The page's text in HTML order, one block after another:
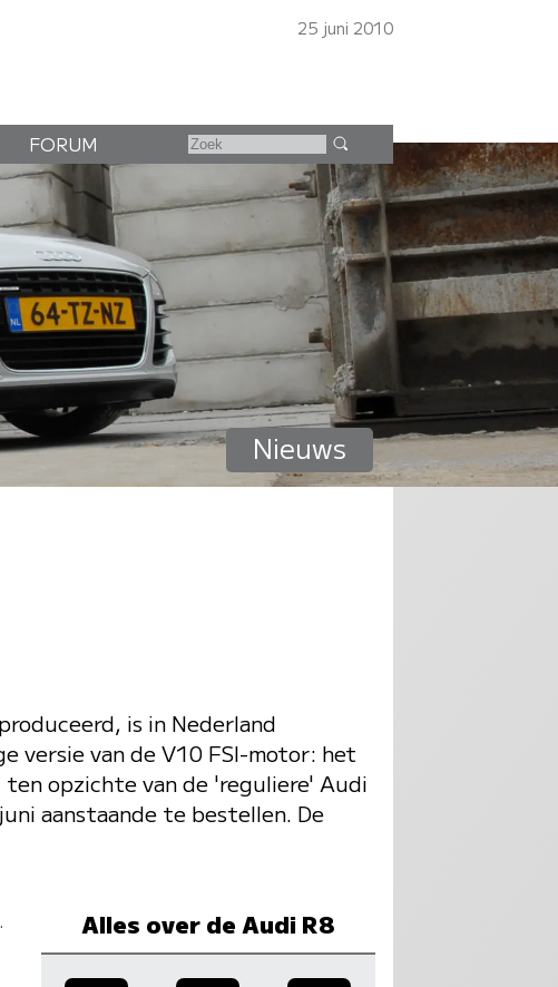
25 juni 2010
FORUM
Nieuws
is in Nederland
versie van de V10 FSI-motor: het
opzichte van de 'reguliere' Audi
aanstaande te bestellen. De
Alles over de Audi R8